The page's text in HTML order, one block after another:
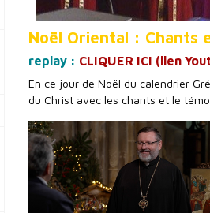
Noël Oriental : Chants
replay : CLIQUER ICI (lien
En ce jour de Noël du calendrier
du Christ avec les chants et le